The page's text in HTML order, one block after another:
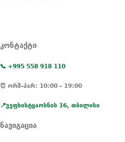
კონტაქტი
📞 +995 558 918 110
⏰ ორშ-პარ: 10:00 - 19:00
📍ვეფხისტყაოსნის 16, თბილისი
ნავიგაცია